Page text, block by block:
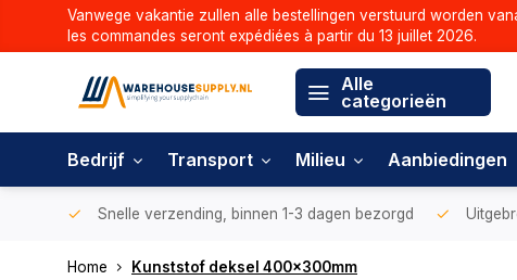
Vanwege vakantie zullen alle bestellingen verstuurd worden
les commandes seront expédiées à partir du 13 juillet 2026.
Alle
categorieën
Bedrijf Transport Milieu Aanbiedingen
Snelle verzending, binnen 1-3 dagen bezorgd
Home Kunststof deksel 400x300mm